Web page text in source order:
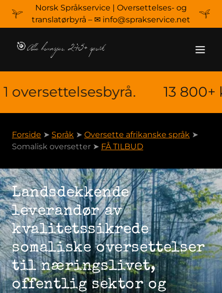
Norsk Språkservice | Oversettelses- og
translatørbyrå – ✉ info@sprakservice.net
🎯Alle bransjer, 245+ språk
13 800+
Forside ➤ Språk ➤ Oversette afrikanske språk ➤
Somalisk oversetter ➤ FÅ TILBUD
Landsdekkende
leverandør av
kvalitetssikrede
somaliske oversettelser
til næringslivet,
offentlig sektor og